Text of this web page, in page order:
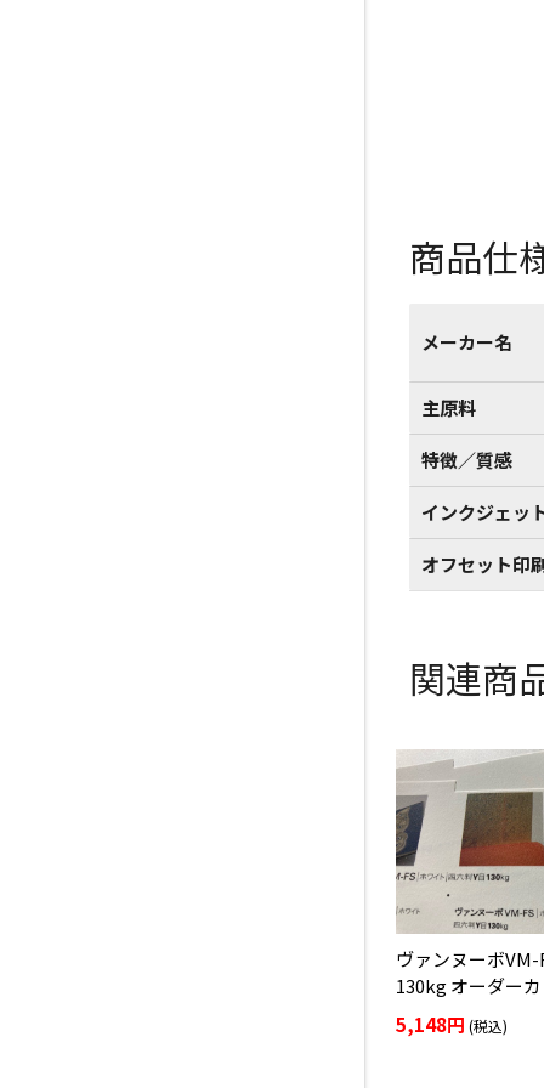
商品仕
メーカー名
主原料
特徴／質感
インクジェッ
オフセット印
関連商
ヴァンヌーボVM-
130kg オーダー
5,148円(税込)